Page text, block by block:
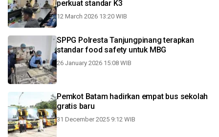
perkuat standar K3
12 March 2026 13:20 WIB
SPPG Polresta Tanjungpinang terapkan
standar food safety untuk MBG
26 January 2026 15:08 WIB
Pemkot Batam hadirkan empat bus sekolah
gratis baru
31 December 2025 9:12 WIB